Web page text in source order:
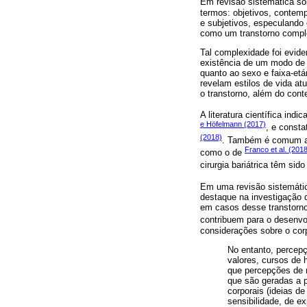
Em revisão sistemática
termos: objetivos,
e subjetivos,
como um transtorno
Tal complexidade foi
existência de um modo
quanto ao sexo e faixa-
revelam estilos de vida
o transtorno, além do
A literatura científica
e Höfelmann (2017), e
(2018). Também é comum
como o de Franco et al.
cirurgia bariátrica têm
Em uma revisão
destaque na investigação
em casos desse
contribuem para o
considerações sobre o
No entanto,
valores, cursos de
que percepções
que são geradas a
corporais (ideias
sensibilidade, de